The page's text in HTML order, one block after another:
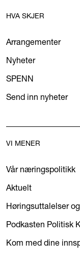
HVA SKJER
Arrangementer
Nyheter
SPENN
Send inn nyheter
VI MENER
Vår næringspolitikk
Aktuelt
Høringsuttalelser
Podkasten Politisk
Kom med dine